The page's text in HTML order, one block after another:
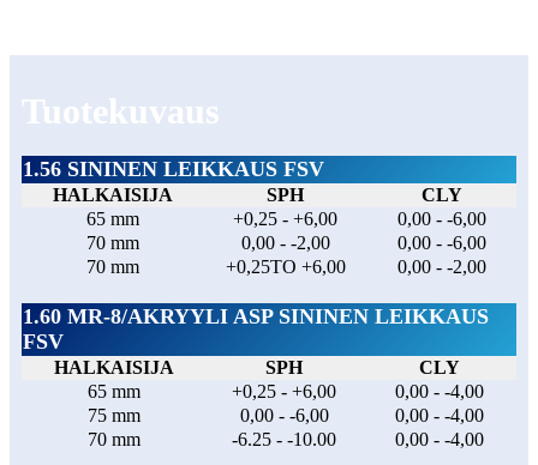
Tuotekuvaus
1.56 SININEN LEIKKAUS FSV
HALKAISIJA SPH
CLY
65 mm
+0,25 - +6,00
0,00 - -6,00
70 mm
0,00 - -2,00
0,00 - -6,00
70 mm
+0,25TO +6,00 0,00 - -2,00
1.60 MR-8/AKRYYLI ASP SININEN LEIKKAUS
FSV
HALKAISIJA SPH
CLY
65 mm
+0,25 - +6,00
0,00 - -4,00
75 mm
0,00 - -6,00
0,00 - -4,00
70 mm
-6.25 - -10.00 0,00 - -4,00